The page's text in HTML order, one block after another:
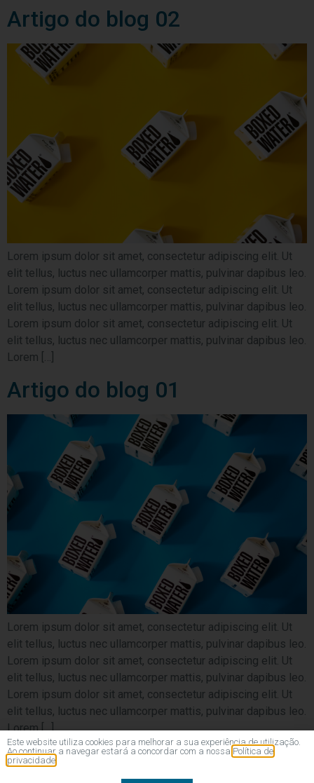
Artigo do blog 02
Lorem ipsum dolor sit amet, consectetur adipiscing elit. Ut
elit tellus, luctus nec ullamcorper mattis, pulvinar dapibus leo.
Lorem ipsum dolor sit amet, consectetur adipiscing elit. Ut
elit tellus, luctus nec ullamcorper mattis, pulvinar dapibus leo.
Lorem ipsum dolor sit amet, consectetur adipiscing elit. Ut
elit tellus, luctus nec ullamcorper mattis, pulvinar dapibus leo.
Lorem […]
Artigo do blog 01
Lorem ipsum dolor sit amet, consectetur adipiscing elit. Ut
elit tellus, luctus nec ullamcorper mattis, pulvinar dapibus leo.
Lorem ipsum dolor sit amet, consectetur adipiscing elit. Ut
elit tellus, luctus nec ullamcorper mattis, pulvinar dapibus leo.
Lorem ipsum dolor sit amet, consectetur adipiscing elit. Ut
elit tellus, luctus nec ullamcorper mattis, pulvinar dapibus leo.
Lorem […]
FPC - Auditores
Resolução de Conflitos de Consumo
Este website utiliza cookies para melhorar a sua experiência de utilização.
Ao continuar a navegar estará a concordar com a nossa Política de
privacidade